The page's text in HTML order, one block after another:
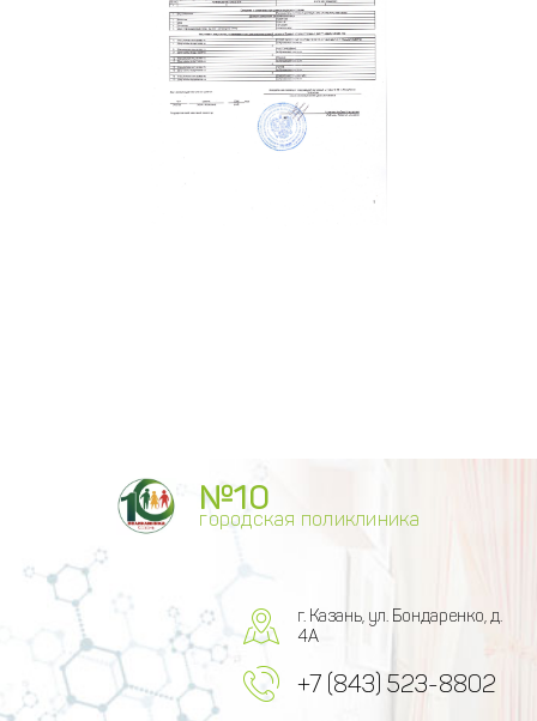
№10
городская поликлиника
г. Казань, ул. Бондаренко, д.
4А
+7 (843) 523-8802